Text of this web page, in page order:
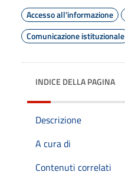
Accesso all'informazione
Comunicazione istituzionale
INDICE DELLA PAGINA
Descrizione
A cura di
Contenuti correlati